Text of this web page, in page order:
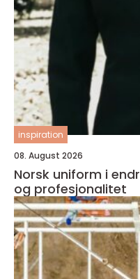
inspiration
08. August 2026
Norsk uniform i
og profesjonalitet